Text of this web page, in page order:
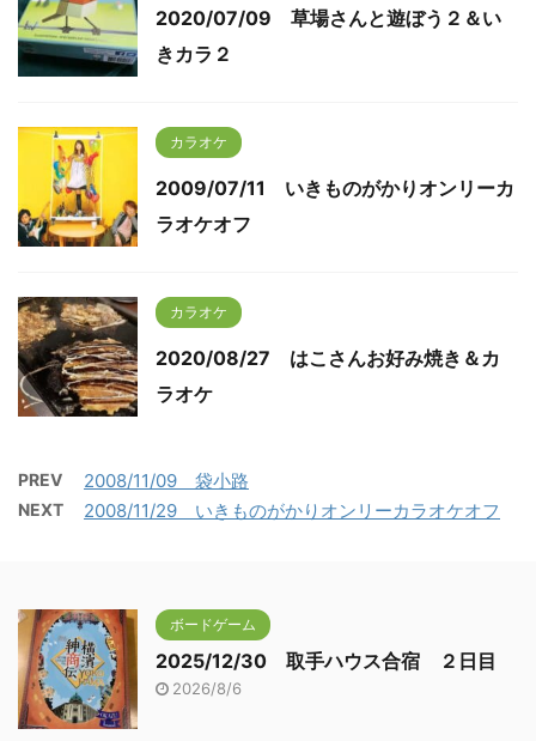
2020/07/09 草場さんと遊ぼう２＆い
きカラ２
カラオケ
2009/07/11 いきものがかりオンリーカ
ラオケオフ
カラオケ
2020/08/27 はこさんお好み焼き＆カ
ラオケ
PREV 2008/11/09 袋小路
NEXT 2008/11/29 いきものがかりオンリーカラオケオフ
ボードゲーム
2025/12/30 取手ハウス合宿 ２日目
2026/8/6